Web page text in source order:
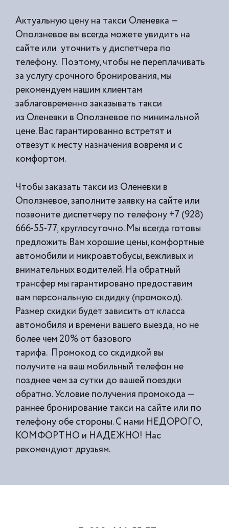
Актуальную цену на такси Оленевка —
Оползневое вы всегда можете увидить на
сайте или уточнить у диспетчера по
телефону. Поэтому, чтобы не переплачивать
за услугу срочного бронирования, мы
рекомендуем нашим клиентам
заблаговременно заказывать такси
из Оленевки в Оползневое по минимальной
цене. Вас гарантированно встретят и
отвезут к месту назначения вовремя и с
комфортом.
Чтобы заказать такси из Оленевки в
Оползневое, заполните заявку на сайте или
позвоните диспетчеру по телефону +7 (928)
666-55-77, круглосуточно. Мы всегда готовы
предложить Вам хорошие цены, комфортные
автомобили и микроавтобусы, вежливых и
внимательных водителей. На обратный
трансфер мы гарантировано предоставим
вам персональную скдидку (промокод).
Размер скидки будет зависить от класса
автомобиля и времени вашего выезда, но не
более чем 20% от базового
тарифа. Промокод со скдидкой вы
получите на ваш мобильный телефон не
позднее чем за сутки до вашей поездки
обратно. Условие получения промокода —
раннее бронирование такси на сайте или по
телефону обе стороны. С нами НЕДОРОГО,
КОМФОРТНО и НАДЕЖНО! Нас
рекомендуют друзьям.